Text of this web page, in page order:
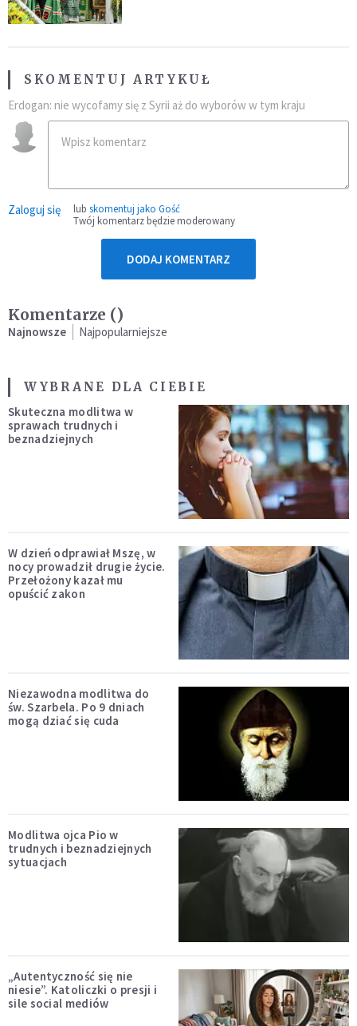
SKOMENTUJ ARTYKUŁ
Erdogan: nie wycofamy się z Syrii aż do wyborów w tym kraju
Zaloguj się lub skomentuj jako Gość
Twój komentarz będzie moderowany
DODAJ KOMENTARZ
Komentarze ()
Najnowsze Najpopularniejsze
WYBRANE DLA CIEBIE
Skuteczna modlitwa w
sprawach trudnych i
beznadziejnych
W dzień odprawiał Mszę, w
nocy prowadził drugie życie.
Przełożony kazał mu
opuścić zakon
Niezawodna modlitwa do
św. Szarbela. Po 9 dniach
mogą dziać się cuda
Modlitwa ojca Pio w
trudnych i beznadziejnych
sytuacjach
„Autentyczność się nie
niesie”. Katoliczki o presji i
sile social mediów